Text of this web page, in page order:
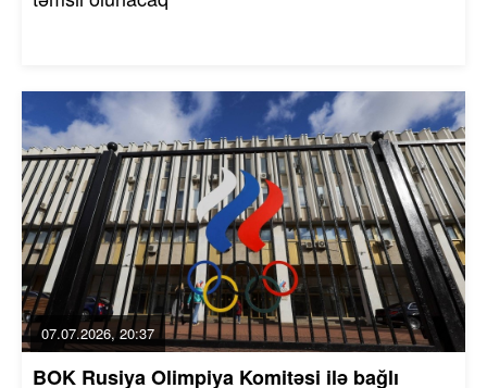
07.07.2026, 20:37
BOK Rusiya Olimpiya Komitəsi ilə bağlı